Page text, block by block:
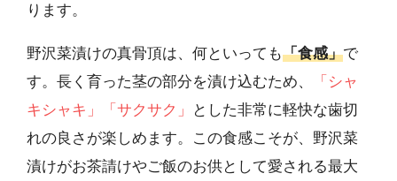
ります。
野沢菜漬けの真骨頂は、何といっても「食感」で
す。長く育った茎の部分を漬け込むため、
「シャ
キシャキ」「サクサク」
とした非常に軽快な歯切
れの良さが楽しめます。この食感こそが、野沢菜
漬けがお茶請けやご飯のお供として愛される最大